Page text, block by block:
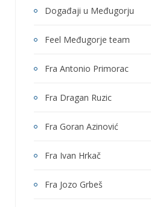
Događaji u Međugorju
Feel Međugorje team
Fra Antonio Primorac
Fra Dragan Ruzic
Fra Goran Azinović
Fra Ivan Hrkač
Fra Jozo Grbeš